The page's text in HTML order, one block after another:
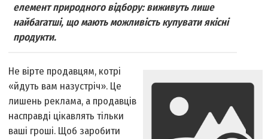
елемент природного відбору: виживуть лише
найбагатші, що мають можливість купувати якісні
продукти.
Не вірте продавцям, котрі
«йдуть вам назустріч». Це
лишень реклама, а продавців
насправді цікавлять тільки
ваші гроші. Щоб заробити